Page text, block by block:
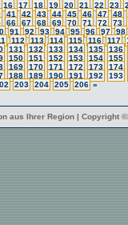
16 17 18 19 20 21 22 23
41 42 43 44 45 46 47
48
66 67 68 69 70 71 72
73
91 92 93 94 95 96 97
98
112 113 114 115 116 117
131 132 133 134 135
136
150 151 152 153 154
155
169 170 171 172 173
174
188 189 190 191 192
193
203 204 205 206 »
aus Ihrer Region | Copyright